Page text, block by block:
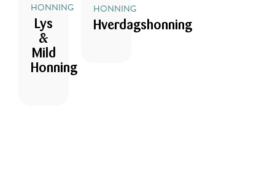
HONNING
Lys
&
Mild
Honning
HONNING
Hverdagshonning